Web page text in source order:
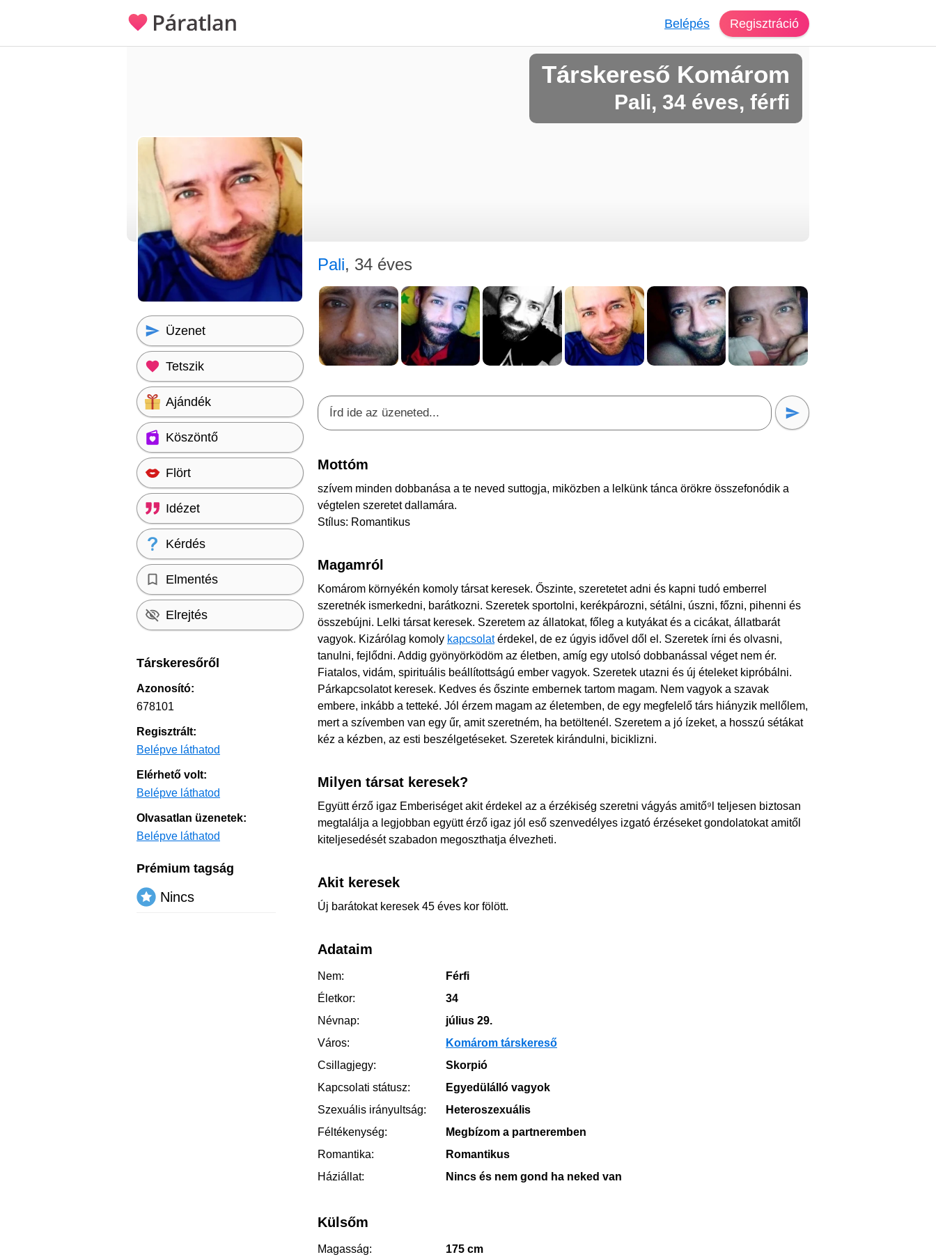
Belépés Regisztráció
Társkereső Komárom
Pali, 34 éves, férfi
Pali, 34 éves
Mottóm
szívem minden dobbanása a te neved suttogja, miközben a lelkünk tánca örökre összefonódik a
végtelen szeretet dallamára.
Stílus: Romantikus
Magamról
Komárom környékén komoly társat keresek. Őszinte, szeretetet adni és kapni tudó emberrel
szeretnék ismerkedni, barátkozni. Szeretek sportolni, kerékpározni, sétálni, úszni, főzni, pihenni és
összebújni. Lelki társat keresek. Szeretem az állatokat, főleg a kutyákat és a cicákat, állatbarát
vagyok. Kizárólag komoly kapcsolatérdekel, de ez úgyis idővel dől el. Szeretek írni és olvasni,
tanulni, fejlődni. Addig gyönyörködöm az életben, amíg egy utolsó dobbanással véget nem ér.
Fiatalos, vidám, spirituális beállítottságú ember vagyok. Szeretek utazni és új ételeket kipróbálni.
Párkapcsolatot keresek. Kedves és őszinte embernek tartom magam. Nem vagyok a szavak
embere, inkább a tetteké. Jól érzem magam az életemben, de egy megfelelő társ hiányzik mellőlem,
mert a szívemben van egy űr, amit szeretném, ha betöltenél. Szeretem a jó ízeket, a hosszú sétákat
kéz a kézben, az esti beszélgetéseket. Szeretek kirándulni, biciklizni.
Milyen társat keresek?
Együtt érző igaz Emberiséget akit érdekel az a érzékiség szeretni vágyás amitő⁹l teljesen biztosan
megtalálja a legjobban együtt érző igaz jól eső szenvedélyes izgató érzéseket gondolatokat amitől
kiteljesedését szabadon megoszthatja élvezheti.
Akit keresek
Új barátokat keresek 45 éves kor fölött.
Adataim
Nem:
Férfi
Életkor:
34
Névnap:
július 29.
Város:
Komárom társkereső
Csillagjegy:
Skorpió
Kapcsolati státusz:
Egyedülálló vagyok
Szexuális irányultság:
Heteroszexuális
Féltékenység:
Megbízom a partneremben
Romantika:
Romantikus
Háziállat:
Nincs és nem gond ha neked van
Külsőm
Magasság:
175 cm
Üzenet
Tetszik
Ajándék
Köszöntő
Flört
Idézet
Kérdés
Elmentés
Elrejtés
Társkeresőről
Azonosító:
678101
Regisztrált:
Belépve láthatod
Elérhető volt:
Belépve láthatod
Olvasatlan üzenetek:
Belépve láthatod
Prémium tagság
Nincs